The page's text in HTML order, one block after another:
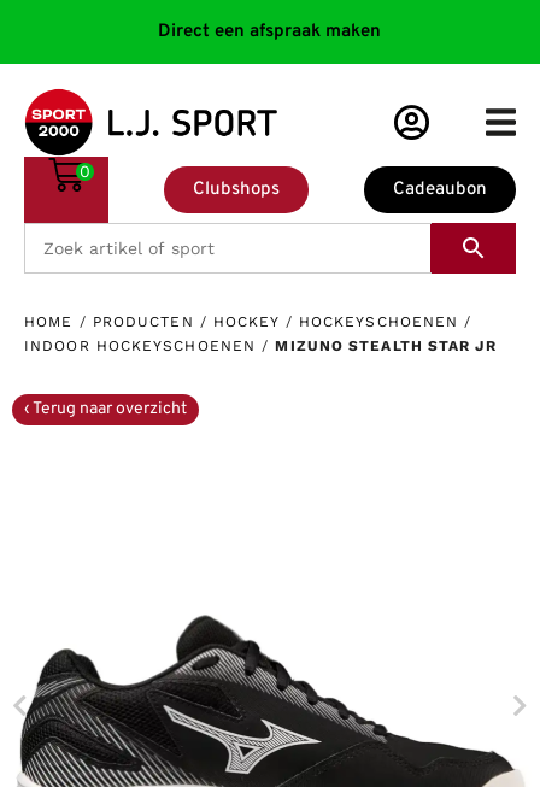
Direct een afspraak maken
Cadeaubon
Clubshops
0
HOME / PRODUCTEN / HOCKEY / HOCKEYSCHOENEN /
INDOOR HOCKEYSCHOENEN /MIZUNO STEALTH STAR JR